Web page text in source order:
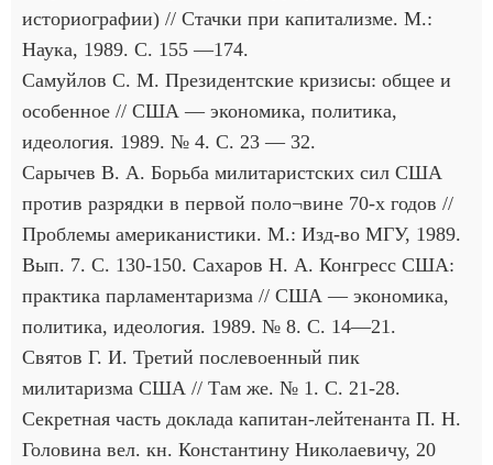
историографии) // Стачки при капитализме. М.:
Наука, 1989. С. 155 —174.
Самуйлов С. М. Президентские кризисы: общее и
особенное // США — экономика, политика,
идеология. 1989. № 4. С. 23 — 32.
Сарычев В. А. Борьба милитаристских сил США
против разрядки в первой поло¬вине 70-х годов //
Проблемы американистики. М.: Изд-во МГУ, 1989.
Вып. 7. С. 130-150. Сахаров Н. А. Конгресс США:
практика парламентаризма // США — экономика,
политика, идеология. 1989. № 8. С. 14—21.
Святов Г. И. Третий послевоенный пик
милитаризма США // Там же. № 1. С. 21-28.
Секретная часть доклада капитан-лейтенанта П. Н.
Головина вел. кн. Константину Николаевичу, 20